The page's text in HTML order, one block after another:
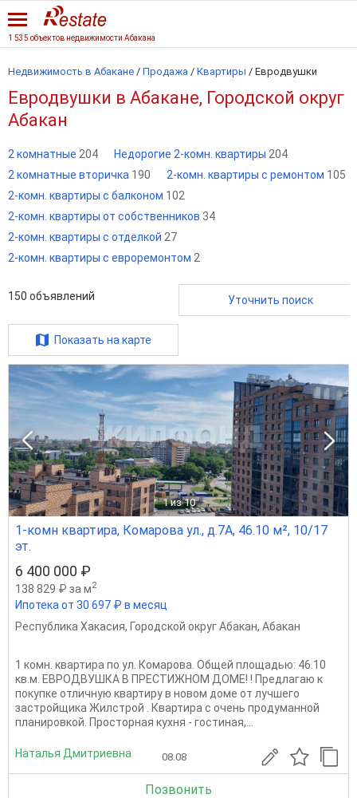
1 535 объектов недвижимости Абакана
Недвижимость в Абакане / Продажа / Квартиры / Евродвушки
Евродвушки в Абакане, Городской округ
Абакан
2 комнатные 204 Недорогие 2-комн. квартиры 204
2 комнатные вторичка 190 2-комн. квартиры с ремонтом 105
2-комн. квартиры с балконом 102
2-комн. квартиры от собственников 34
2-комн. квартиры с отделкой 27
2-комн. квартиры с евроремонтом 2
150 объявлений Уточнить поиск
Показать на карте
1 из 10
1-комн квартира, Комарова ул., д.7А, 46.10 м², 10/17
эт.
6 400 000 ₽
138 829 ₽ за м2
Ипотека от 30 697 ₽ в месяц
Республика Хакасия, Городской округ Абакан, Абакан
1 комн. квартира по ул. Комарова. Общей площадью: 46.10
кв.м. ЕВРОДВУШКА В ПРЕСТИЖНОМ ДОМЕ! ! Предлагаю к
покупке отличную квартиру в новом доме от лучшего
застройщика Жилстрой . Квартира с очень продуманной
планировкой. Просторная кухня - гостиная,...
Наталья Дмитриевна 08.08
Позвонить